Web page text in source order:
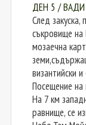
ДЕН 5 /
След
съкровище на
мозаечна
византийски
Посещение на
На 7 км
равнище, се